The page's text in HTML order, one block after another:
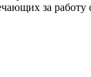
за работу